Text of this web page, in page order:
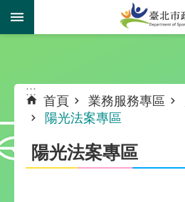
跳到主要內容區塊
:::
首頁 業務服務專區
陽光法案專區
陽光法案專區